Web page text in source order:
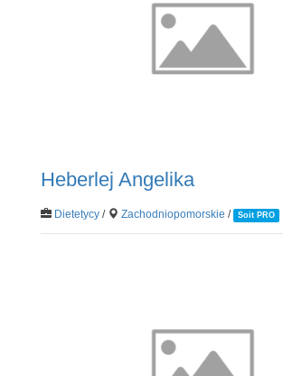
Heberlej Angelika
Dietetycy/ Zachodniopomorskie / Soit PRO